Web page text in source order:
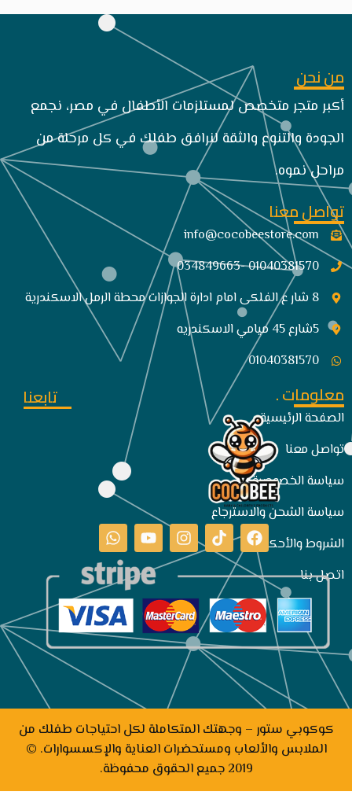
من نحن
أكبر متجر متخصص لمستلزمات الأطفال في مصر، نجمع
الجودة والتنوع والثقة لنرافق طفلك في كل مرحلة من
مراحل نموه.
تواصل معنا
info@cocobeestore.com​
01040381570 -034849663
8 شار ع الفلكى امام ادارة الجوازات محطة الرمل الاسكندرية
5شارع 45 ميامي الاسكندريه
01040381570
معلومات .
الصفحة الرئيسية
تواصل معنا
سياسة الخصوصية
سياسة الشحن والاسترجاع
الشروط والأحكام
اتصل بنا
تابعنا
كوكوبي ستور – وجهتك المتكاملة لكل احتياجات طفلك من
الملابس والألعاب ومستحضرات العناية والإكسسوارات. ©
2019 جميع الحقوق محفوظة.